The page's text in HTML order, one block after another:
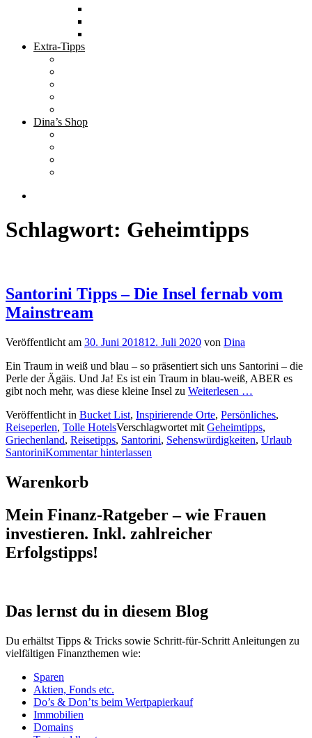
Extra-Tipps
Dina’s Shop
Schlagwort: Geheimtipps
Santorini Tipps – Die Insel fernab vom
Mainstream
Veröffentlicht am 30. Juni 201812. Juli 2020 von Dina
Ein Traum in weiß und blau – so präsentiert sich uns Santorini – die
Perle der Ägäis. Und Ja! Es ist ein Traum in blau-weiß, ABER es
gibt noch mehr, was diese kleine Insel zu Weiterlesen …
Veröffentlicht in Bucket List, Inspirierende Orte, Persönliches,
Reiseperlen, Tolle HotelsVerschlagwortet mit Geheimtipps,
Griechenland, Reisetipps, Santorini, Sehenswürdigkeiten, Urlaub
SantoriniKommentar hinterlassen
Warenkorb
Mein Finanz-Ratgeber – wie Frauen
investieren. Inkl. zahlreicher
Erfolgstipps!
Das lernst du in diesem Blog
Du erhältst Tipps & Tricks sowie Schritt-für-Schritt Anleitungen zu
vielfältigen Finanzthemen wie:
Sparen
Aktien, Fonds etc.
Do’s & Don’ts beim Wertpapierkauf
Immobilien
Domains